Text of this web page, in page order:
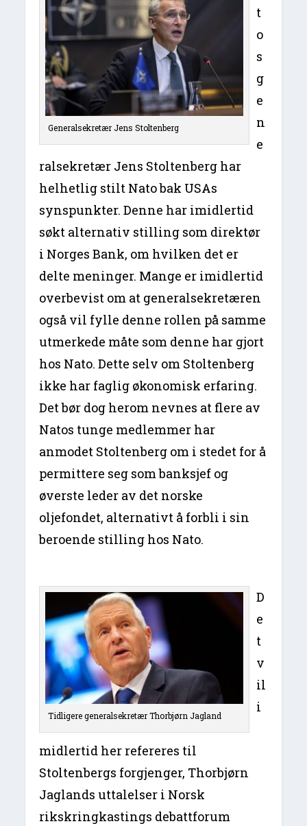
Generalsekretær Jens Stoltenberg
t
o
s
g
e
n
e
ralsekretær Jens Stoltenberg har
helhetlig stilt Nato bak USAs
synspunkter. Denne har imidlertid
søkt alternativ stilling som direktør
i Norges Bank, om hvilken det er
delte meninger. Mange er imidlertid
overbevist om at generalsekretæren
også vil fylle denne rollen på samme
utmerkede måte som denne har gjort
hos Nato. Dette selv om Stoltenberg
ikke har faglig økonomisk erfaring.
Det bør dog herom nevnes at flere av
Natos tunge medlemmer har
anmodet Stoltenberg om i stedet for å
permittere seg som banksjef og
øverste leder av det norske
oljefondet, alternativt å forbli i sin
beroende stilling hos Nato.
Tidligere generalsekretær Thorbjørn Jagland
D
e
t
v
il
i
midlertid her refereres til
Stoltenbergs forgjenger, Thorbjørn
Jaglands uttalelser i Norsk
rikskringkastings debattforum